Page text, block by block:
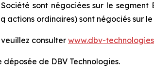
sont négociées sur le segment
actions ordinaires) sont négociés sur
veuillez consulterwww.dbv-
de DBV Technologies.